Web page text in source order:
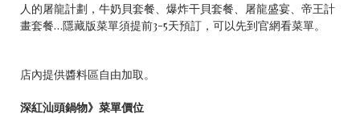
人的屠龍計劃，牛奶貝套餐、爆炸干貝套餐、屠龍盛宴、帝王計
畫套餐…隱藏版菜單須提前3-5天預訂，可以先到官網看菜單。
店內提供醬料區自由加取。
深紅汕頭鍋物》菜單價位